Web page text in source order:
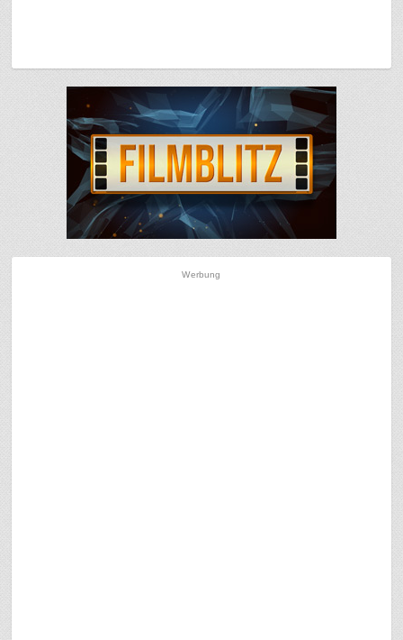
Werbung